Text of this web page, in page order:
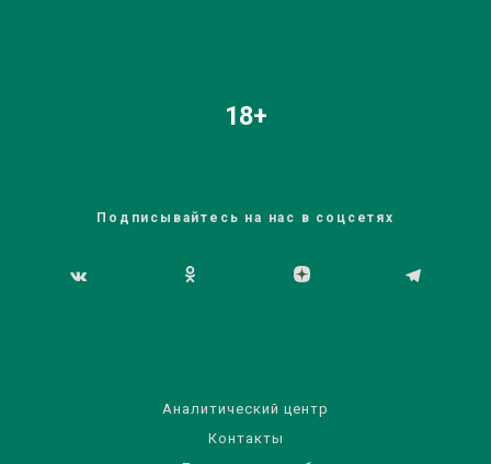
18+
Подписывайтесь на нас в соцсетях
Аналитический центр
Контакты